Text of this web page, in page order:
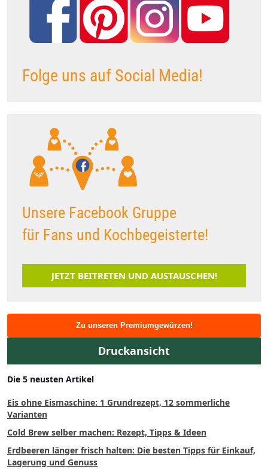
Folge uns auf Social Media!
Unsere Facebook Gruppe
für Fans und Kochbegeisterte!
JETZT BEITRETEN UND AUSTAUSCHEN!
Zu unseren Premiumgewürzen!
Druckansicht
Die 5 neusten Artikel
Eis ohne Eismaschine: 1 Grundrezept, 12 sommerliche
Varianten
Cold Brew selber machen: Rezept, Tipps & Ideen
Erdbeeren länger frisch halten: Die besten Tipps für Einkauf,
Lagerung und Genuss